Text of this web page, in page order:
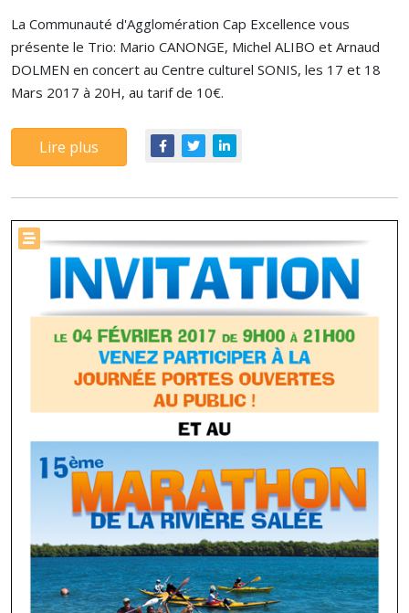
La Communauté d'Agglomération Cap Excellence vous
présente le Trio: Mario CANONGE, Michel ALIBO et Arnaud
DOLMEN en concert au Centre culturel SONIS, les 17 et 18
Mars 2017 à 20H, au tarif de 10€.
Lire plus